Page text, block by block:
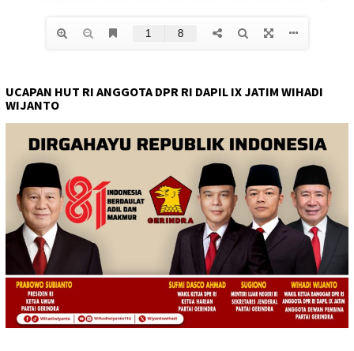
UCAPAN HUT RI ANGGOTA DPR RI DAPIL IX JATIM WIHADI
WIJANTO